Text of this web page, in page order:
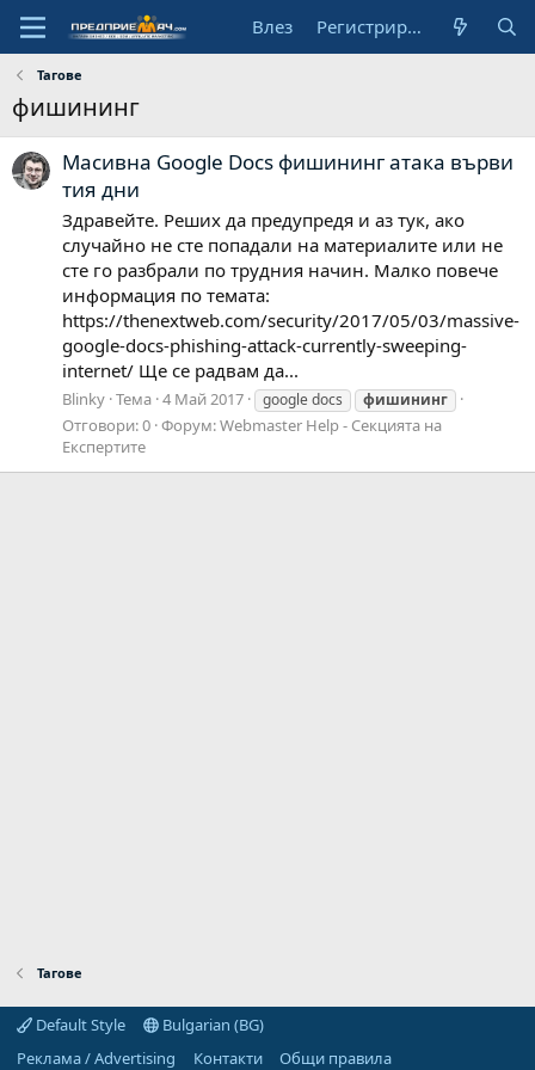
Влез Регистрирай се
Тагове
фишининг
Масивна Google Docs фишининг атака върви
тия дни
Здравейте. Реших да предупредя и аз тук, ако
случайно не сте попадали на материалите или не
сте го разбрали по трудния начин. Малко повече
информация по темата:
https://thenextweb.com/security/2017/05/03/massive-
google-docs-phishing-attack-currently-sweeping-
internet/ Ще се радвам да...
Blinky Тема 4 Май 2017 google docs фишининг
Отговори: 0 Форум:Webmaster Help - Секцията на
Експертите
Тагове
Default Style
Bulgarian (BG)
Реклама / Advertising
Контакти
Общи правила